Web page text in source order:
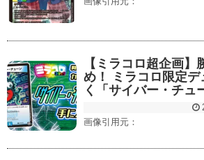
【ミラコロ超企画】
め！ ミラコロ限定
く「サイバー・チュ
画像引用元：